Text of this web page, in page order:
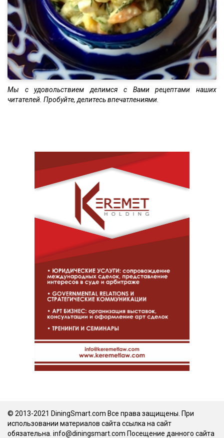
Мы с удовольствием делимся с Вами рецептами наших
читателей. Пробуйте, делитесь впечатлениями.
© 2013-2021 DiningSmart.com Все права защищены. При
использовании материалов сайта ссылка на сайт
обязательна. info@diningsmart.com Посещение данного сайта